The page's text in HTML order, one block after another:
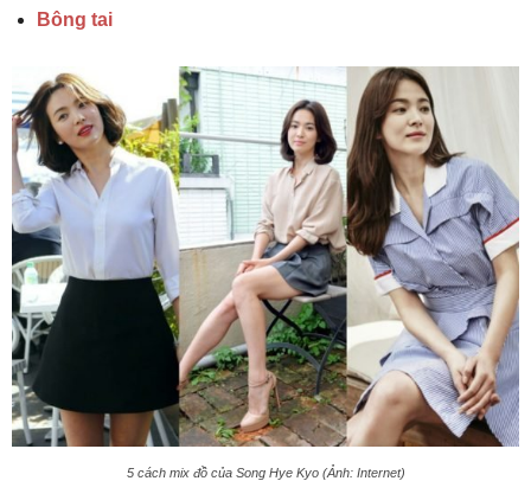
Bông tai
5 cách mix đồ của Song Hye Kyo (Ảnh: Internet)